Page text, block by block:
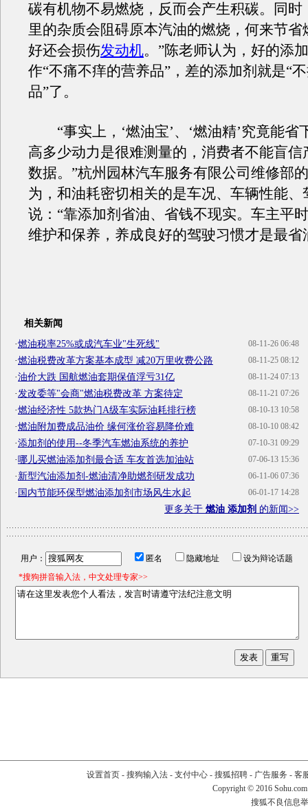
碳有机物不易燃烧，反而会产生积碳。同时
里的杂质会阻碍原本汽油的燃烧，何来节省
好还会损伤发动机。”陈老师认为，好的添
作“不痛不痒的营养品”，差的添加剂就是“
品”了。
“事实上，‘燃油宝’、‘燃油精’究竟能省
高多少动力是很难测量的，消费者不能盲信
数据。”杭州园林汽车服务有限公司维修部
为，和油耗密切相关的是车况、车辆性能、
说：“靠添加剂省油、省钱不现实。车主平
维护和保养，养成良好的驾驶习惯才是最省
相关新闻
08-11-26 06:48
·燃油税率25%或成汽车业"生死线"
08-11-25 08:12
·燃油税费改革方案基本成型 减20万里收费公路
08-11-24 07:13
·油价大跌 国航燃油套期保值浮亏31亿
08-11-21 07:26
·发改委等"会商"燃油税费改革 方案待定
08-10-13 10:58
·燃油经济性 5款热门A级车实际油耗排行榜
08-10-10 08:42
·燃油附加费成品油价 缘何涨价容易降价难
07-10-31 09:29
·添加剂的使用--冬季汽车燃油系统的养护
07-06-13 15:36
·哪儿买燃油添加剂最合适 车友首选加油站
06-11-06 07:36
·新型汽油添加剂-燃油清净助燃剂研发成功
06-01-17 14:28
·国内节能环保型燃油添加剂市场风生水起
更多关于 燃油 添加剂 的新闻>>
用户： 匿名 隐藏地址
设为辩论话题
*搜狗拼音输入法，中文处理专家>>
设置首页- 搜狗输入法- 支付中心- 搜狐招聘- 广告服务 - 客
Copyright © 2016
搜狐不良信息